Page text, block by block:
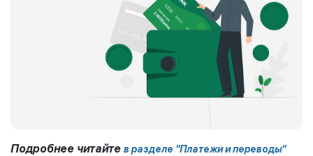
Подробнее читайте в разделе "Платежи и переводы"